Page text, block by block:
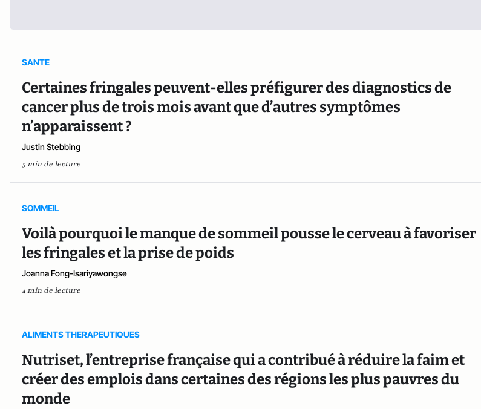
SANTE
Certaines fringales peuvent-elles préfigurer des diagnostics de
cancer plus de trois mois avant que d’autres symptômes
n’apparaissent ?
Justin Stebbing
5 min de lecture
SOMMEIL
Voilà pourquoi le manque de sommeil pousse le cerveau à favoriser
les fringales et la prise de poids
Joanna Fong-Isariyawongse
4 min de lecture
ALIMENTS THERAPEUTIQUES
Nutriset, l’entreprise française qui a contribué à réduire la faim et
créer des emplois dans certaines des régions les plus pauvres du
monde